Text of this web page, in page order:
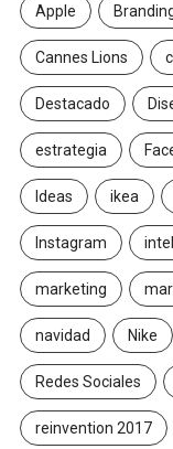
Apple
Cannes Lions
Destacado
estrategia
Ideas ikea
Instagram
marketing
navidad Nike
Redes Sociales
reinvention 2017